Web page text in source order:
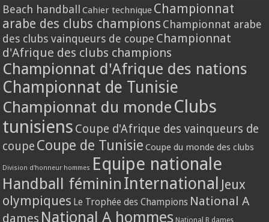
Beach handball Cahier technique Championnat
arabe des clubs champions Championnat arabe
des clubs vainqueurs de coupe Championnat
d'Afrique des clubs champions
Championnat d'Afrique des nations
Championnat de Tunisie
Championnat du monde Clubs
tunisiens Coupe d'Afrique des vainqueurs de
coupe Coupe de Tunisie Coupe du monde des clubs
Division d'honneur hommes Equipe nationale
Handball féminin International Jeux
olympiques Le Trophée des Champions National A
dames National A hommes National B dames